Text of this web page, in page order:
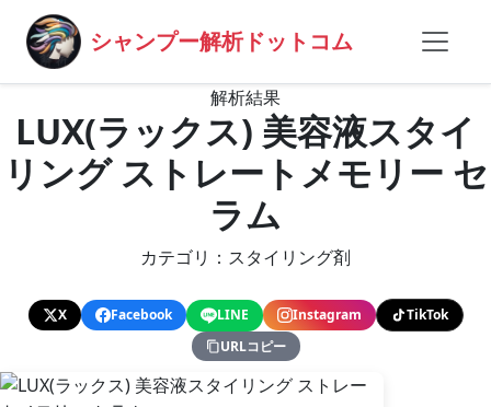
シャンプー解析ドットコム
解析結果
LUX(ラックス) 美容液スタイ
リング ストレートメモリー セ
ラム
カテゴリ：スタイリング剤
X Facebook LINE Instagram
TikTok
URLコピー